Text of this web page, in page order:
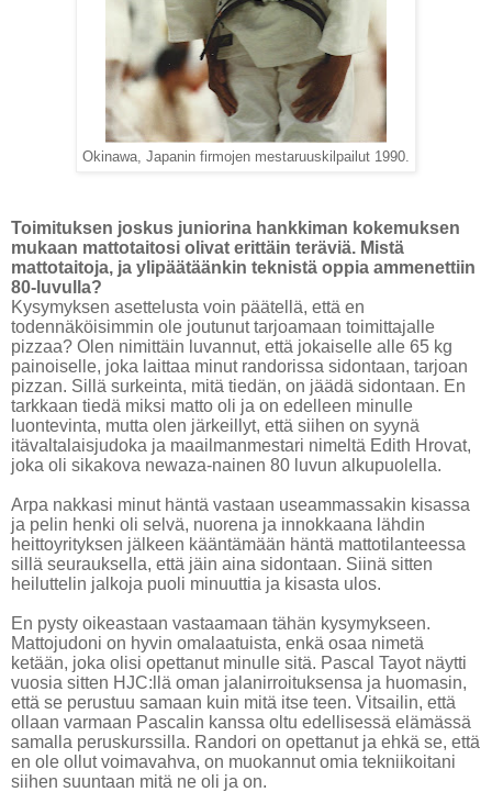
Okinawa, Japanin firmojen mestaruuskilpailut 1990.
Toimituksen joskus juniorina hankkiman kokemuksen
mukaan mattotaitosi olivat erittäin teräviä. Mistä
mattotaitoja, ja ylipäätäänkin teknistä oppia ammenettiin
80-luvulla?
Kysymyksen asettelusta voin päätellä, että en
todennäköisimmin ole joutunut tarjoamaan toimittajalle
pizzaa? Olen nimittäin luvannut, että jokaiselle alle 65 kg
painoiselle, joka laittaa minut randorissa sidontaan, tarjoan
pizzan. Sillä surkeinta, mitä tiedän, on jäädä sidontaan. En
tarkkaan tiedä miksi matto oli ja on edelleen minulle
luontevinta, mutta olen järkeillyt, että siihen on syynä
itävaltalaisjudoka ja maailmanmestari nimeltä Edith Hrovat,
joka oli sikakova newaza-nainen 80 luvun alkupuolella.
Arpa nakkasi minut häntä vastaan useammassakin kisassa
ja pelin henki oli selvä, nuorena ja innokkaana lähdin
heittoyrityksen jälkeen kääntämään häntä mattotilanteessa
sillä seurauksella, että jäin aina sidontaan. Siinä sitten
heiluttelin jalkoja puoli minuuttia ja kisasta ulos.
En pysty oikeastaan vastaamaan tähän kysymykseen.
Mattojudoni on hyvin omalaatuista, enkä osaa nimetä
ketään, joka olisi opettanut minulle sitä. Pascal Tayot näytti
vuosia sitten HJC:llä oman jalanirroituksensa ja huomasin,
että se perustuu samaan kuin mitä itse teen. Vitsailin, että
ollaan varmaan Pascalin kanssa oltu edellisessä elämässä
samalla peruskurssilla. Randori on opettanut ja ehkä se, että
en ole ollut voimavahva, on muokannut omia tekniikoitani
siihen suuntaan mitä ne oli ja on.